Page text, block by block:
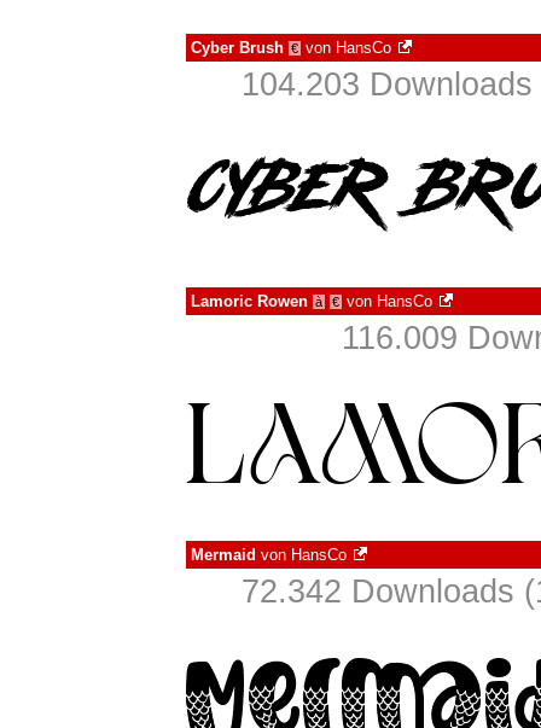
Cyber Brush € von HansCo
104.203
Lamoric Rowen à € von HansCo
116.009
Mermaid von HansCo
72.342 Downloads